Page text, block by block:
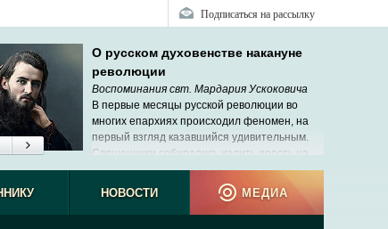
Подписаться на рассылку
О русском духовенстве накануне
революции
Воспоминания свт. Мардария Ускоковича
В первые месяцы русской революции во
многих епархиях происходил феномен, на
первый взгляд казавшийся удивительным.
Священники собирались излить ярость на
своих архиереев. Мне не раз пришлось
сцены, но меня это не удивляло.
НОВОСТИ МЕДИА